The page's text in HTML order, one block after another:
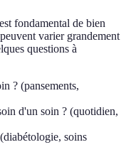
fondamental de bien
varier grandement
questions à
? (pansements,
d'un soin ? (quotidien,
soins